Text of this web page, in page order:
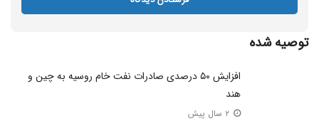
توصیه شده
افزایش ۵۰ درصدی صادرات نفت خام روسیه به چین و
هند